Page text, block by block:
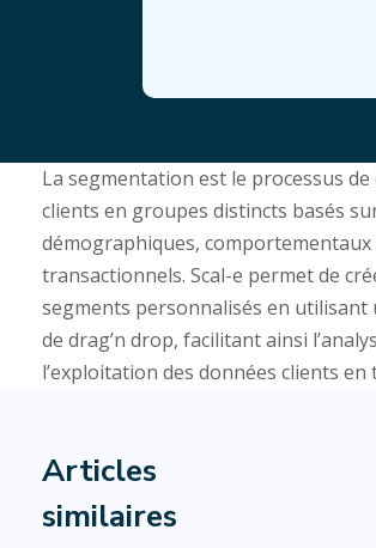
La segmentation est le processus de
clients en groupes distincts basés
démographiques, comportementaux
transactionnels. Scal-e permet de
segments personnalisés en utilisant
de drag’n drop, facilitant ainsi
l’exploitation des données clients en
Articles
similaires